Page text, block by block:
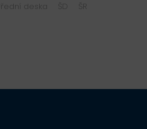
deska ŠD ŠR